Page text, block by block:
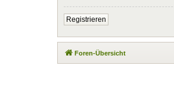
Registrieren
Foren-Übersicht